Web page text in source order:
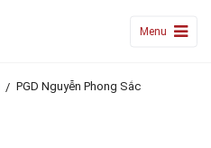
Menu
PGD Nguyễn Phong Sắc